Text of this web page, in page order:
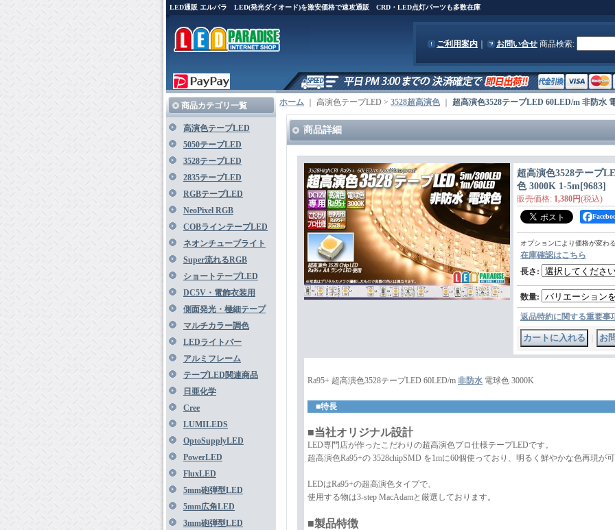
LED通販 エルパラ LED(発光ダイオード)を激安価格で速攻通販 CRD・LED点灯パーツも多数在庫
ご利用案内 お問い合せ 商品検索:
商品カテゴリ一覧
高演色テープLED
5050テープLED
3528テープLED
2835テープLED
RGBテープLED
NeoPixel RGB
COBラインテープLED
ネオンチューブライト
Super流れるRGB
ショートテープLED
DC5V・電飾衣装用
側面発光・極細テープ
マルチカラー調色
LEDライトバー
アルミフレーム
テープLED関連商品
日亜化学
Cree
LUMILEDS
OptoSupplyLED
PowerLED
FluxLED
5mm砲弾型LED
5mm広角LED
3mm砲弾型LED
ホーム ｜ 高演色テープLED > 3528超高演色 超高演色3528テープLED 60LED/m 非防水
商品詳細
超高演色3528テープ
色 3000K 1-5m[9683]
販売価格: 1,380円(税込)
オプションにより価格が変わ
在庫確認はこちら
長さ :
数量:
返品特約に関する重要事
Ra95+ 超高演色3528テープLED 60LED/m 非防水 電球色 3000K
■特長
■当社オリジナル設計
LED専門店が作ったこだわりの超高演色プロ仕様テープLEDです。
超高演色Ra95+の 3528chipSMD を1mに60個使っており、明るく鮮やかな色再現が
LEDはRa95+の超高演色タイプで、
使用する物は3-step MacAdamと厳選しております。
■製品特徴